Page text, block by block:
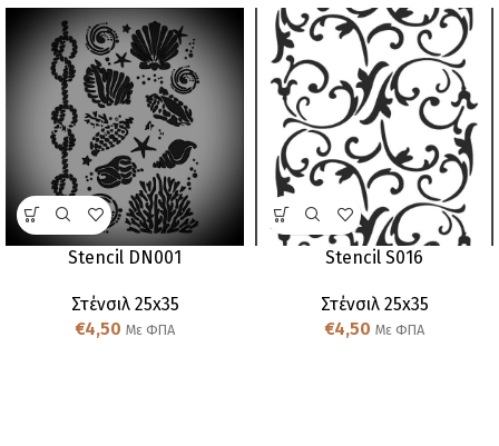
Stencil DN001
Στένσιλ 25x35
€4,50 Με ΦΠΑ
Stencil S016
Στένσιλ 25x35
€4,50 Με ΦΠΑ